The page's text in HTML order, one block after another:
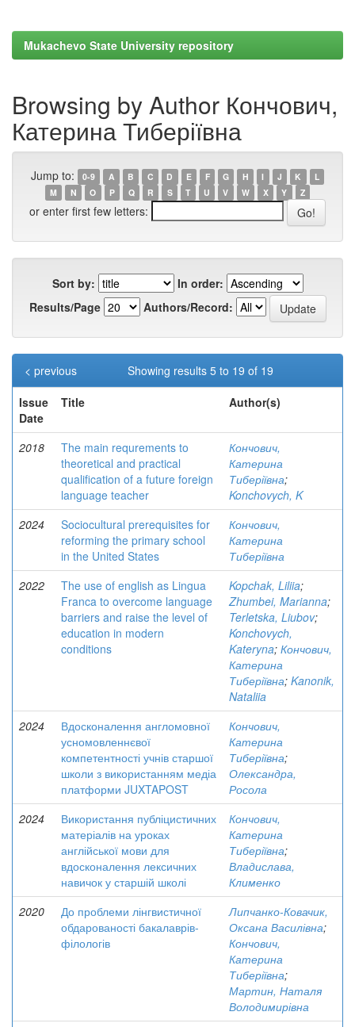
Mukachevo State University repository
Browsing by Author Кончович,
Катерина Тиберіївна
Jump to: 0-9 A B C D E F G H I J K
L
M
N O P Q R S T U V W X Y Z
or enter first few letters:
Sort by:
In order:
Results/Page
Authors/Record:
Showing results 5 to 19 of 19
< previous
Issue
Date
Title Author(s)
2018
The main requrements to
theoretical and practical
qualification of a future foreign
language teacher
Кончович,
Катерина
Тиберіївна;
Konchovych, K
2024
Sociocultural prerequisites for
reforming the primary school
in the United States
Кончович,
Катерина
Тиберіївна
2022
The use of english as Lingua
Franca to overcome language
barriers and raise the level of
education in modern
conditions
Kopchak, Liliia;
Zhumbei, Marianna;
Terletska, Liubov;
Konchovych,
Kateryna; Кончович,
Катерина
Тиберіївна; Kanonik,
Nataliia
2024
Вдосконалення англомовної
усномовленнєвої
компетентності учнів старшої
школи з використанням медіа
платформи JUXTAPOST
Кончович,
Катерина
Тиберіївна;
Олександра,
Росола
2024
Використання публіцистичних
матеріалів на уроках
англійської мови для
вдосконалення лексичних
навичок у старшій школі
Кончович,
Катерина
Тиберіївна;
Владислава,
Клименко
2020
До проблеми лінгвистичної
обдарованості бакалаврів-
філологів
Липчанко-Ковачик,
Оксана Василівна;
Кончович,
Катерина
Тиберіївна;
Мартин, Наталя
Володимирівна